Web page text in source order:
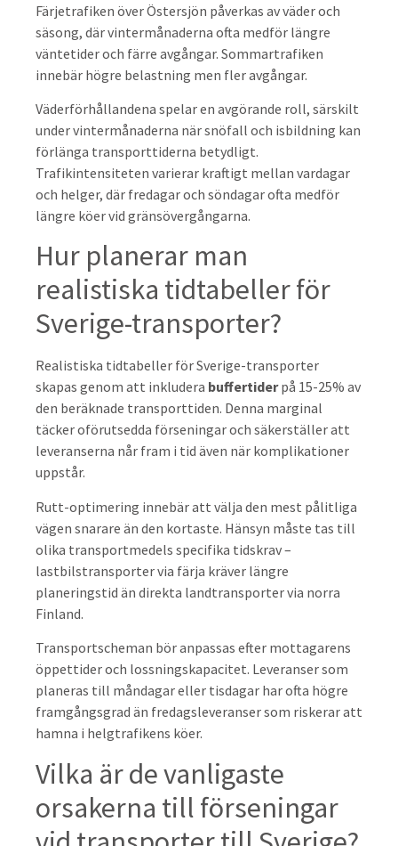
Färjetrafiken över Östersjön påverkas av väder och
säsong, där vintermånaderna ofta medför längre
väntetider och färre avgångar. Sommartrafiken
innebär högre belastning men fler avgångar.
Väderförhållandena spelar en avgörande roll, särskilt
under vintermånaderna när snöfall och isbildning kan
förlänga transporttiderna betydligt.
Trafikintensiteten varierar kraftigt mellan vardagar
och helger, där fredagar och söndagar ofta medför
längre köer vid gränsövergångarna.
Hur planerar man
realistiska tidtabeller för
Sverige-transporter?
Realistiska tidtabeller för Sverige-transporter
skapas genom att inkludera buffertiderpå 15-25% av
den beräknade transporttiden. Denna marginal
täcker oförutsedda förseningar och säkerställer att
leveranserna når fram i tid även när komplikationer
uppstår.
Rutt-optimering innebär att välja den mest pålitliga
vägen snarare än den kortaste. Hänsyn måste tas till
olika transportmedels specifika tidskrav –
lastbilstransporter via färja kräver längre
planeringstid än direkta landtransporter via norra
Finland.
Transportscheman bör anpassas efter mottagarens
öppettider och lossningskapacitet. Leveranser som
planeras till måndagar eller tisdagar har ofta högre
framgångsgrad än fredagsleveranser som riskerar att
hamna i helgtrafikens köer.
Vilka är de vanligaste
orsakerna till förseningar